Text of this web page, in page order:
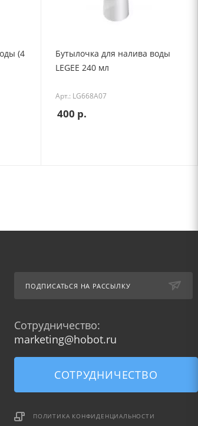
(4
Бутылочка для налива воды
LEGEE 240 мл
Арт.: LG668A07
400 р.
ПОДПИСАТЬСЯ НА РАССЫЛКУ
Сотрудничество:
marketing@hobot.ru
СОТРУДНИЧЕСТВО
ПОЛИТИКА КОНФИДЕНЦИАЛЬНОСТИ